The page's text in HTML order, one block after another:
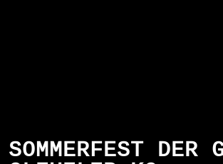
SOMMERFEST DER